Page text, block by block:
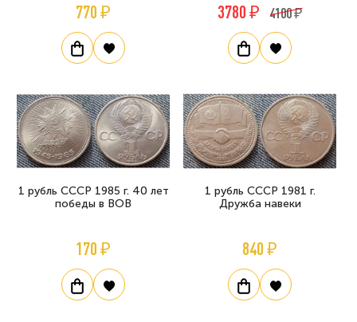
770 ₽ 3780 ₽ 4100 ₽
1 рубль СССР 1985 г. 40 лет
победы в ВОВ
170 ₽
1 рубль СССР 1981 г.
Дружба навеки
840 ₽